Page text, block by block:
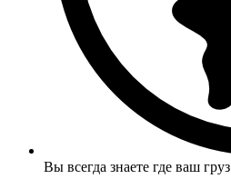
Вы всегда знаете где ваш груз